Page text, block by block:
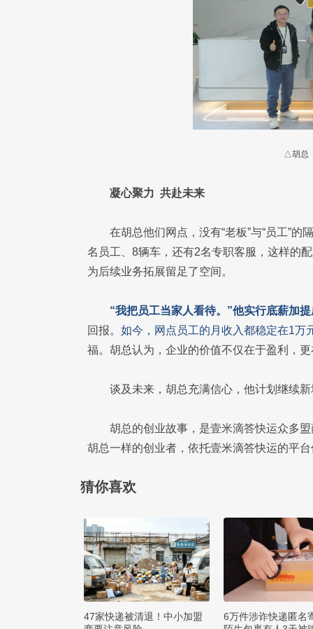
△胡总
凝心聚力 共赴未来
在胡总他们网点，没有“老板”与“员工”
名员工、8辆车，还有2名专职客服，这样的
为后续业务拓展留足了空间。
“我把员工当家人看待。”他实行底薪加
回报。如今，网点员工的月收入都稳定在1万
福。胡总认为，企业的价值不仅在于盈利，
谈及未来，胡总充满信心，他计划继续
胡总的创业故事，是壹米滴答快运众多
胡总一样的创业者，依托壹米滴答快运的平
猜你喜欢
47家快递被清退！中小加盟
6万件涉诈快递匿名